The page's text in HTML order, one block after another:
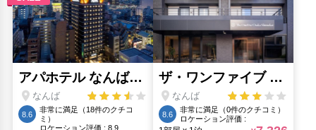
道頓堀(290m)
ミナミ（難波）(1.53km)
黒門市場(320m)